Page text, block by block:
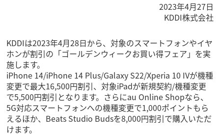
2023年4月27日
KDDI株式会社
KDDIは2023年4月28日から、対象のスマートフォンやイヤ
ホンが割引の「ゴールデンウィークお買い得フェア」を実
施します。
iPhone 14/iPhone 14 Plus/Galaxy S22/Xperia 10 IVが機種
変更で最大16,500円割引、対象iPadが新規契約/機種変更
で5,500円割引となります。さらにau Online Shopなら、
5G対応スマートフォンへの機種変更で1,000ポイントもら
えるほか、Beats Studio Budsを8,000円割引で購入いただ
けます。